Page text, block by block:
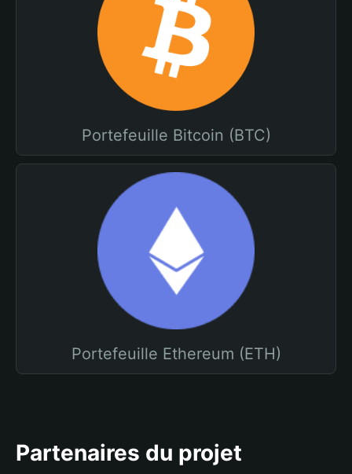
Portefeuille Bitcoin (BTC)
Portefeuille Ethereum (ETH)
Partenaires du projet